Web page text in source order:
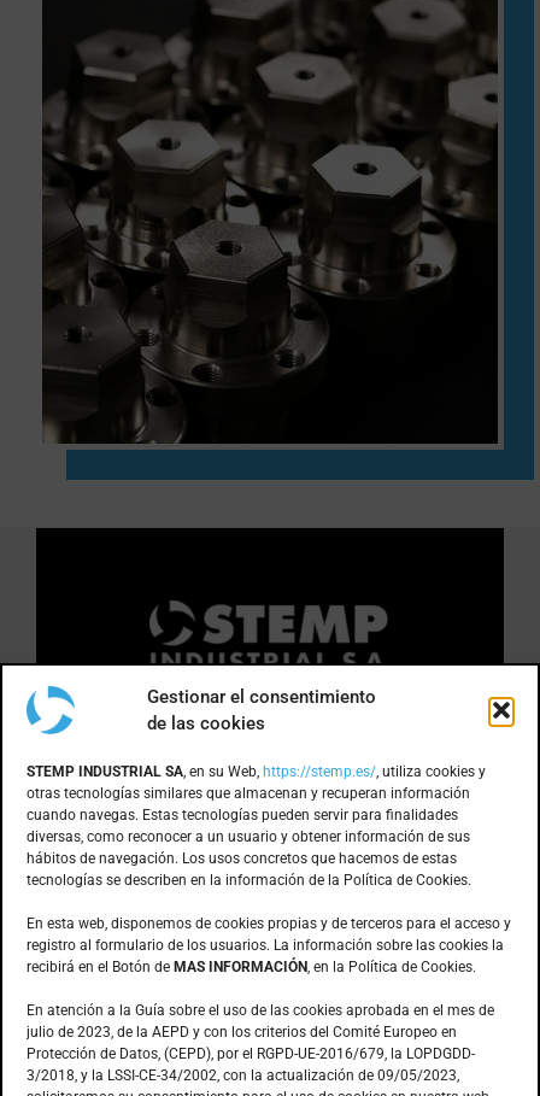
Gestionar el consentimiento
de las cookies
STEMP INDUSTRIAL SA, en su Web, https://stemp.es/, utiliza cookies y
otras tecnologías similares que almacenan y recuperan información
cuando navegas. Estas tecnologías pueden servir para finalidades
diversas, como reconocer a un usuario y obtener información de sus
hábitos de navegación. Los usos concretos que hacemos de estas
tecnologías se describen en la información de la Política de Cookies.
En esta web, disponemos de cookies propias y de terceros para el acceso y
registro al formulario de los usuarios. La información sobre las cookies la
recibirá en el Botón de MAS INFORMACIÓN, en la Política de Cookies.
En atención a la Guía sobre el uso de las cookies aprobada en el mes de
julio de 2023, de la AEPD y con los criterios del Comité Europeo en
Protección de Datos, (CEPD), por el RGPD-UE-2016/679, la LOPDGDD-
3/2018, y la LSSI-CE-34/2002, con la actualización de 09/05/2023,
DÓNDE ESTAMOS
Anoia, 1 nave 8 · Pol. Ind. Can Bernades
Subirà
08130 – Santa Perpètua de Mogoda
(Barcelona)
CONTACTO
935.603.166